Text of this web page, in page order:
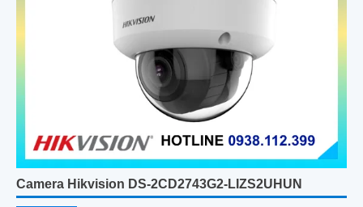
Camera Hikvision DS-2CD2743G2-LIZS2UHUN